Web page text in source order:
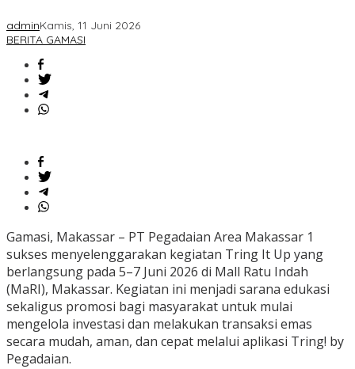
adminKamis, 11 Juni 2026
BERITA GAMASI
Gamasi, Makassar – PT Pegadaian Area Makassar 1
sukses menyelenggarakan kegiatan Tring It Up yang
berlangsung pada 5–7 Juni 2026 di Mall Ratu Indah
(MaRI), Makassar. Kegiatan ini menjadi sarana edukasi
sekaligus promosi bagi masyarakat untuk mulai
mengelola investasi dan melakukan transaksi emas
secara mudah, aman, dan cepat melalui aplikasi Tring! by
Pegadaian.